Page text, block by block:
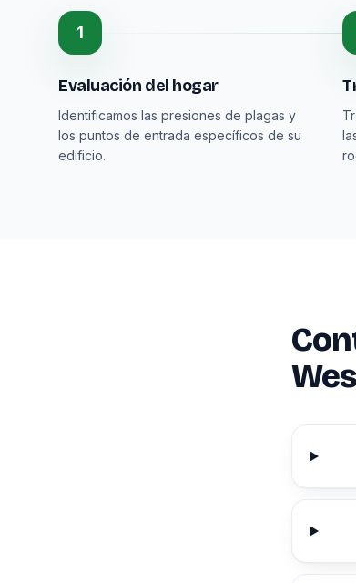
1
Evaluación del hogar
Identificamos las presiones de plagas y
los puntos de entrada específicos de su
edificio.